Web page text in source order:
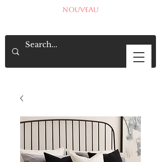
NOUVEAU